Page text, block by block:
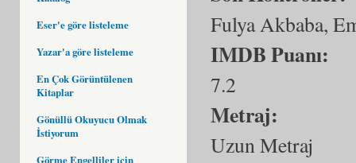
Eser'e göre listeleme
Yazar'a göre listeleme
En Çok Görüntülenen
Kitaplar
Gönüllü Okuyucu Olmak
İstiyorum
Görme Engelliler için
Fulya Akbaba,
IMDB Puanı:
7.2
Metraj:
Uzun Metraj